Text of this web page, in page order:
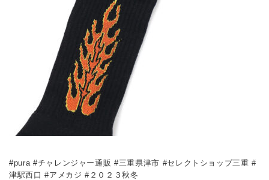
#pura #チャレンジャー通販 #三重県津市 #セレクトショップ三重 #
津駅西口 #アメカジ #２０２３秋冬